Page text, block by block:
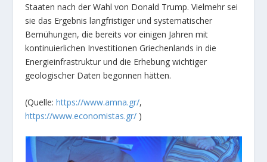
Staaten nach der Wahl von Donald Trump. Vielmehr sei
sie das Ergebnis langfristiger und systematischer
Bemühungen, die bereits vor einigen Jahren mit
kontinuierlichen Investitionen Griechenlands in die
Energieinfrastruktur und die Erhebung wichtiger
geologischer Daten begonnen hätten.
(Quelle:https://www.amna.gr/,
https://www.economistas.gr/ )